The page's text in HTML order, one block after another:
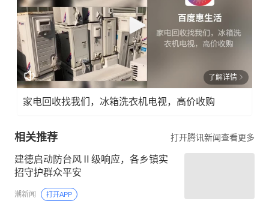
了解详情
家电回收找我们，冰箱洗衣机电视，高价收购
相关推荐 打开腾讯新闻查看更多
建德启动防台风Ⅱ级响应，各乡镇实
招守护群众平安
潮新闻 打开APP